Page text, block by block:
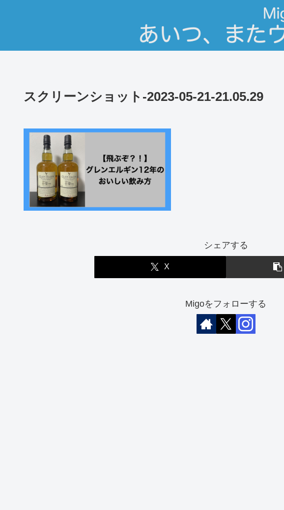
スクリーンショット-2023-05-21-21.05.29
シェアする
X
Migoをフォローする